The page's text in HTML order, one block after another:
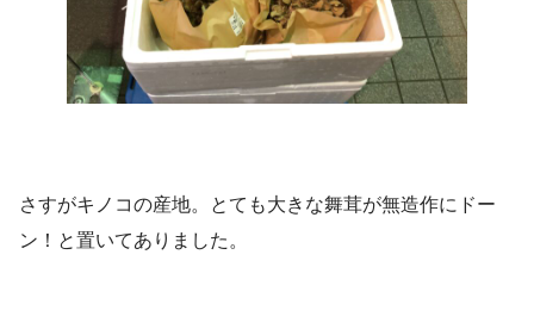
さすがキノコの産地。とても大きな舞茸が無造作にドー
ン！と置いてありました。